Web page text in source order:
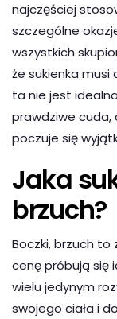
najczęściej
szczególne
wszystkich
że sukienka
ta nie jest
prawdziwe cuda,
poczuje się
Jaka
brzuch?
Boczki, brzuch to
cenę próbują się
wielu jedynym
swojego ciała i